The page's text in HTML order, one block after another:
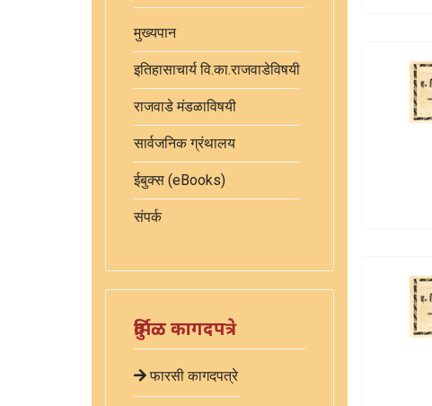
मुख्यपान
इतिहासाचार्य वि.का.राजवाडेविषयी
राजवाडे मंडळाविषयी
सार्वजनिक ग्रंथालय
ईबुक्स (eBooks)
संपर्क
दुर्मिळ कागदपत्रे
फारसी कागदपत्रे